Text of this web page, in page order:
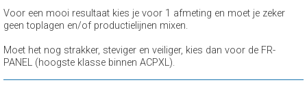
Voor een mooi resultaat kies je voor 1 afmeting en moet je zeker
geen toplagen en/of productielijnen mixen.
Moet het nog strakker, steviger en veiliger, kies dan voor de FR-
PANEL (hoogste klasse binnen ACPXL).